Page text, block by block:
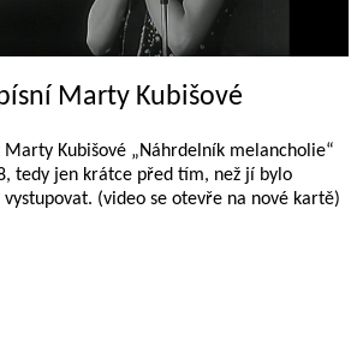
Marty Kubišové
Kubišové „Náhrdelník melancholie“
tedy jen krátce před tím, než jí bylo
(video se otevře na nové kartě)